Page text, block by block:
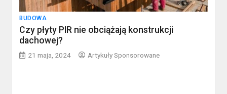
BUDOWA
Czy płyty PIR nie obciążają konstrukcji
dachowej?
21 maja, 2024 Artykuły Sponsorowane